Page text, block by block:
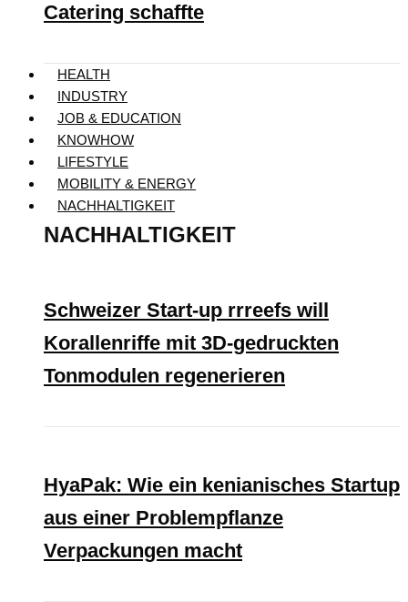
Catering schaffte
HEALTH
INDUSTRY
JOB & EDUCATION
KNOWHOW
LIFESTYLE
MOBILITY & ENERGY
NACHHALTIGKEIT
NACHHALTIGKEIT
Schweizer Start-up rrreefs will
Korallenriffe mit 3D-gedruckten
Tonmodulen regenerieren
HyaPak: Wie ein kenianisches Startup
aus einer Problempflanze
Verpackungen macht